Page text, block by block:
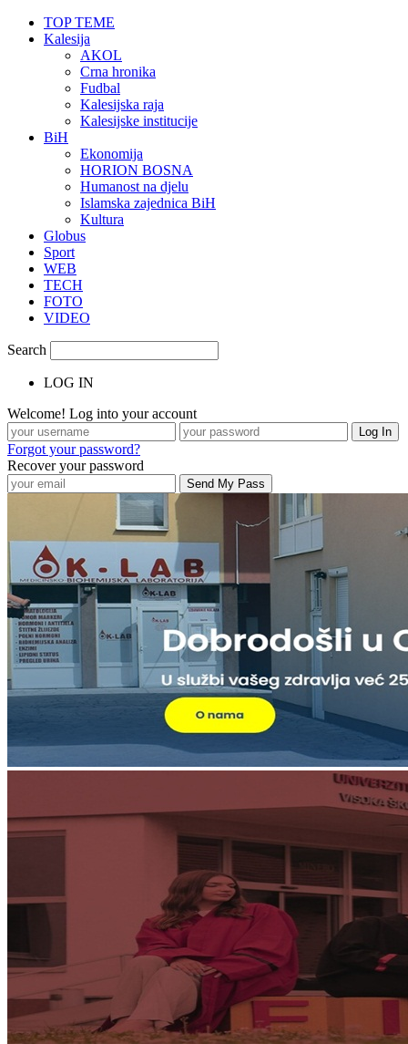
TOP TEME
Kalesija
AKOL
Crna hronika
Fudbal
Kalesijska raja
Kalesijske institucije
BiH
Ekonomija
HORION BOSNA
Humanost na djelu
Islamska zajednica BiH
Kultura
Globus
Sport
WEB
TECH
FOTO
VIDEO
Search
LOG IN
Welcome! Log into your account
Forgot your password?
Recover your password